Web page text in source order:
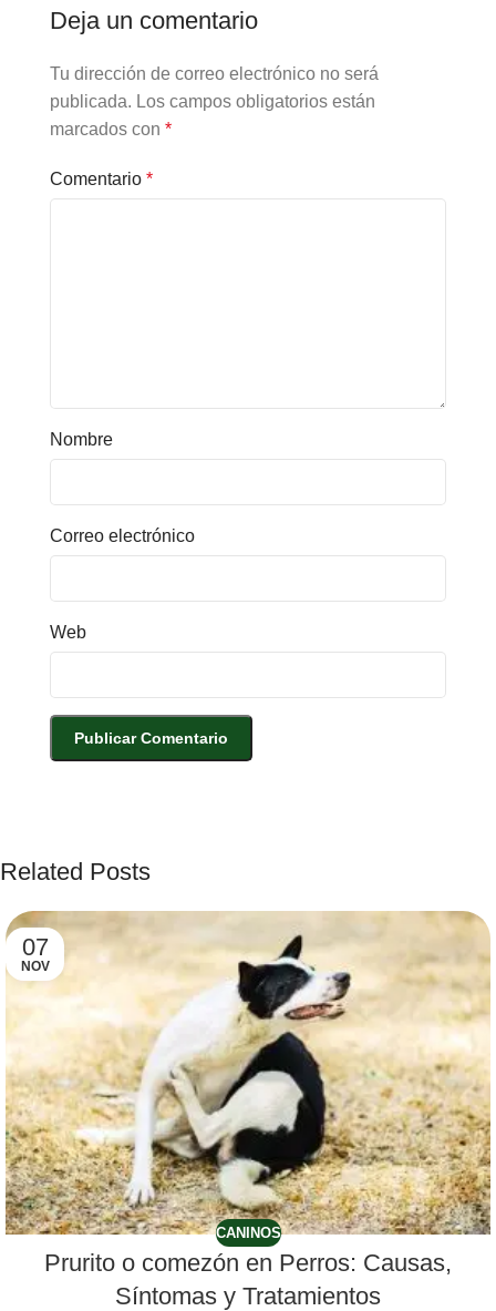
Deja un comentario
Tu dirección de correo electrónico no será
publicada. Los campos obligatorios están
marcados con *
Comentario *
Nombre
Correo electrónico
Web
Related Posts
07
NOV
CANINOS
Prurito o comezón en Perros: Causas,
Síntomas y Tratamientos